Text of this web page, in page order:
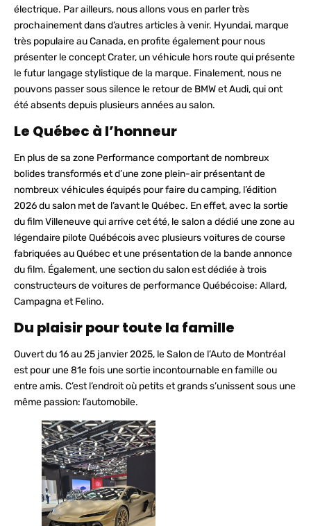
électrique. Par ailleurs, nous allons vous en parler très
prochainement dans d’autres articles à venir. Hyundai, marque
très populaire au Canada, en profite également pour nous
présenter le concept Crater, un véhicule hors route qui présente
le futur langage stylistique de la marque. Finalement, nous ne
pouvons passer sous silence le retour de BMW et Audi, qui ont
été absents depuis plusieurs années au salon.
Le Québec à l’honneur
En plus de sa zone Performance comportant de nombreux
bolides transformés et d’une zone plein-air présentant de
nombreux véhicules équipés pour faire du camping, l’édition
2026 du salon met de l’avant le Québec. En effet, avec la sortie
du film Villeneuve qui arrive cet été, le salon a dédié une zone au
légendaire pilote Québécois avec plusieurs voitures de course
fabriquées au Québec et une présentation de la bande annonce
du film. Également, une section du salon est dédiée à trois
constructeurs de voitures de performance Québécoise: Allard,
Campagna et Felino.
Du plaisir pour toute la famille
Ouvert du 16 au 25 janvier 2025, le Salon de l’Auto de Montréal
est pour une 81e fois une sortie incontournable en famille ou
entre amis. C’est l’endroit où petits et grands s’unissent sous une
même passion: l’automobile.